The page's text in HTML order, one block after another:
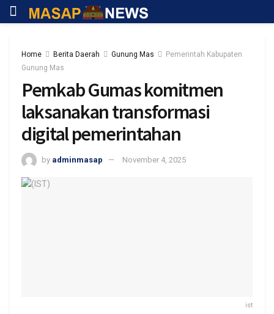
Home Berita Daerah Gunung Mas
Pemerintah Kabupaten
Gunung Mas
Pemkab Gumas komitmen
laksanakan transformasi
digital pemerintahan
by adminmasap November 4, 2025
ist